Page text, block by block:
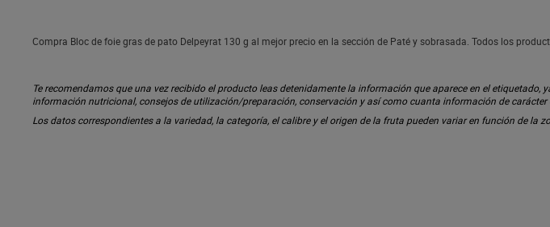
Compra Bloc de foie gras de pato Delpeyrat 130 g al mejor precio en la sección de Paté y sobrasada. Todos los
Te recomendamos que una vez recibido el producto leas detenidamente la información que aparece en el
información nutricional, consejos de utilización/preparación, conservación y así como cuanta información de
Los datos correspondientes a la variedad, la categoría, el calibre y el origen de la fruta pueden variar en función de la